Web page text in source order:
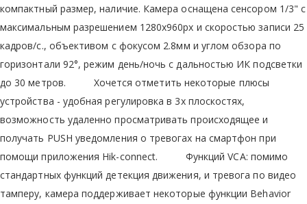
компактный размер, наличие. Камера оснащена сенсором 1/3" с
максимальным разрешением 1280х960px и скоростью записи 25
кадров/с., объективом с фокусом 2.8мм и углом обзора по
горизонтали 92°, режим день/ночь с дальностью ИК подсветки
до 30 метров. Хочется отметить некоторые плюсы
устройства - удобная регулировка в 3х плоскостях,
возможность удаленно просматривать происходящее и
получать PUSH уведомления о тревогах на смартфон при
помощи приложения Hik-connect. Функций VCA: помимо
стандартных функций детекция движения, и тревога по видео
тамперу, камера поддерживает некоторые функции Behavior